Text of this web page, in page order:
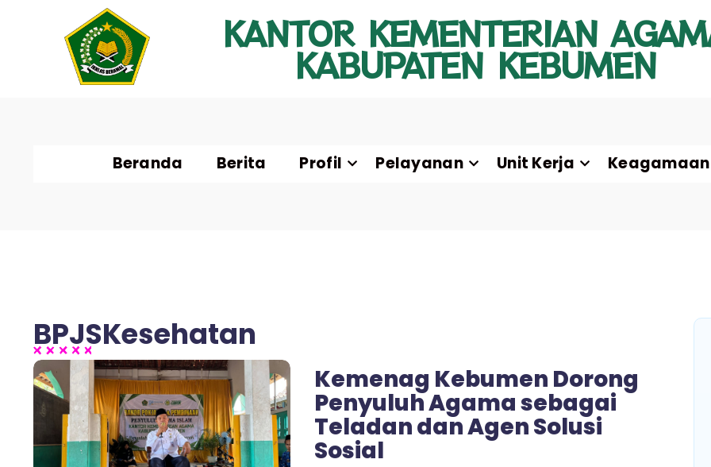
KANTOR KEMENTERIAN
KABUPATEN KEBUMEN
Beranda Berita Profil Pelayanan Unit Kerja Keagamaan
BPJSKesehatan
No Comments
Kemenag Kebumen Dorong
Penyuluh Agama sebagai
Teladan dan Agen Solusi
Sosial